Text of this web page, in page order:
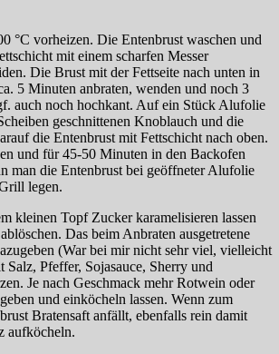
°C vorheizen. Die Entenbrust waschen und
mit einem scharfen Messer
Die Brust mit der Fettseite nach unten in
5 Minuten anbraten, wenden und noch 3
auch noch hochkant. Auf ein Stück Alufolie
geschnittenen Knoblauch und die
die Entenbrust mit Fettschicht nach oben.
und für 45-50 Minuten in den Backofen
man die Entenbrust bei geöffneter Alufolie
legen.
kleinen Topf Zucker karamelisieren lassen
Das beim Anbraten ausgetretene
(War bei mir nicht sehr viel, vielleicht
Pfeffer, Sojasauce, Sherry und
Je nach Geschmack mehr Rotwein oder
und einköcheln lassen. Wenn zum
Bratensaft anfällt, ebenfalls rein damit
aufköcheln.